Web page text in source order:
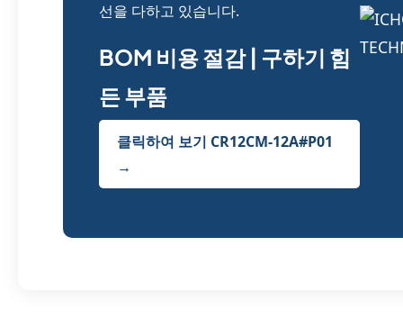
선을 다하고 있습니다.
BOM 비용 절감 | 구하기 힘
든 부품
클릭하여 보기 CR12CM-12A#P01
→